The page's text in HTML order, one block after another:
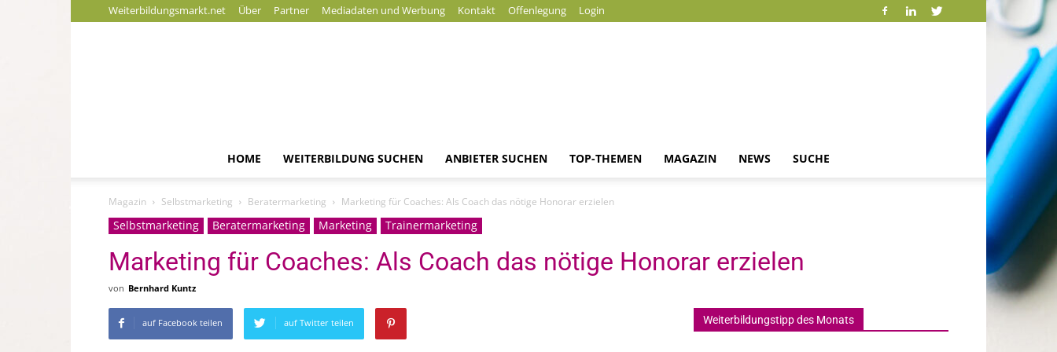
Weiterbildungsmarkt.net Über Partner Mediadaten und Werbung Kontakt Offenlegung Login
HOME WEITERBILDUNG SUCHEN ANBIETER SUCHEN TOP-THEMEN MAGAZIN NEWS SUCHE
Magazin Selbstmarketing Beratermarketing Marketing für Coaches: Als Coach das nötige Honorar erzielen
Selbstmarketing Beratermarketing Marketing Trainermarketing
Marketing für Coaches: Als Coach das nötige Honorar erzielen
von Bernhard Kuntz
auf Facebook teilen auf Twitter teilen Weiterbildungstipp des Monats